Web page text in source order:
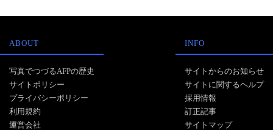
ABOUT
写真でつづるAFPの歴史
サイトポリシー
プライバシーポリシー
利用規約
運営会社
INFO
サイトからのお知らせ
サイトに関するヘルプ
採用情報
訂正記事
サイトマップ